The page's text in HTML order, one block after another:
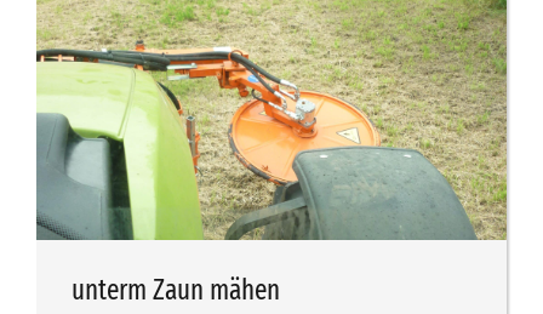
unterm Zaun mähen